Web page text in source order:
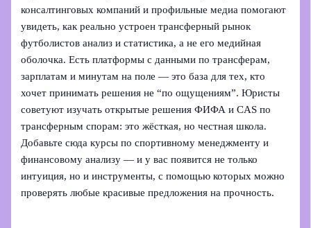
консалтинговых компаний и профильные медиа помогают
увидеть, как реально устроен трансферный рынок
футболистов анализ и статистика, а не его медийная
оболочка. Есть платформы с данными по трансферам,
зарплатам и минутам на поле — это база для тех, кто
хочет принимать решения не “по ощущениям”. Юристы
советуют изучать открытые решения ФИФА и CAS по
трансферным спорам: это жёсткая, но честная школа.
Добавьте сюда курсы по спортивному менеджменту и
финансовому анализу — и у вас появится не только
интуиция, но и инструменты, с помощью которых можно
проверять любые красивые предложения на прочность.